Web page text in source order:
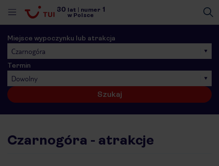
30 lat numer 1
w Polsce
Miejsce wypoczynku lub atrakcja
Czarnogóra
Termin
Dowolny
Szukaj
Czarnogóra - atrakcje